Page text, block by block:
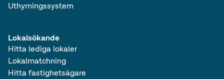
Lokalsökande
Hitta lediga lokaler
Lokalmatchning
Hitta fastighetsägare
Uthyrningssystem